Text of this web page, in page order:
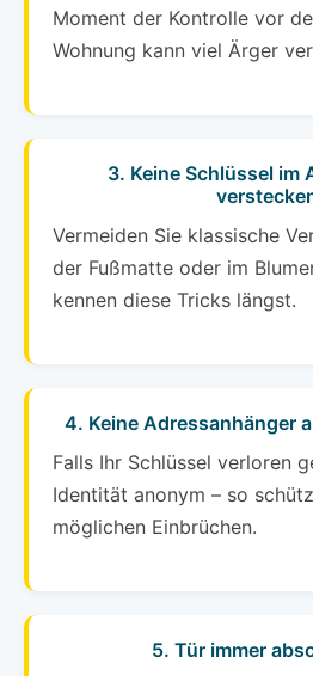
Moment der Kontrolle vor
Wohnung kann viel Ärger
3. Keine Schlüssel im
Vermeiden Sie klassische
der Fußmatte oder im
kennen diese Tricks längst.
4. Keine Adressanhänger
Falls Ihr Schlüssel verloren
Identität anonym – so
möglichen Einbrüchen.
5. Tür immer